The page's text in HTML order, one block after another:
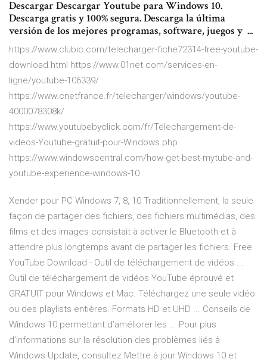
Descargar Descargar Youtube para Windows 10.
Descarga gratis y 100% segura. Descarga la última
versión de los mejores programas, software, juegos y ...
https://www.clubic.com/telecharger-fiche72314-free-youtube-
download.html https://www.01net.com/services-en-
ligne/youtube-106339/
https://www.cnetfrance.fr/telecharger/windows/youtube-
4000078308k/
https://www.youtubebyclick.com/fr/Telechargement-de-
videos-Youtube-gratuit-pour-Windows.php
https://www.windowscentral.com/how-get-best-mytube-and-
youtube-experience-windows-10
Xender pour PC Windows 7, 8, 10 Traditionnellement, la seule
façon de partager des fichiers, des fichiers multimédias, des
films et des images consistait à activer le Bluetooth et à
attendre plus longtemps avant de partager les fichiers. Free
YouTube Download - Outil de téléchargement de vidéos ...
Outil de téléchargement de vidéos YouTube éprouvé et
GRATUIT pour Windows et Mac. Téléchargez une seule vidéo
ou des playlists entières. Formats HD et UHD ... Conseils de
Windows 10 permettant d’améliorer les ... Pour plus
d’informations sur la résolution des problèmes liés à
Windows Update, consultez Mettre à jour Windows 10 et